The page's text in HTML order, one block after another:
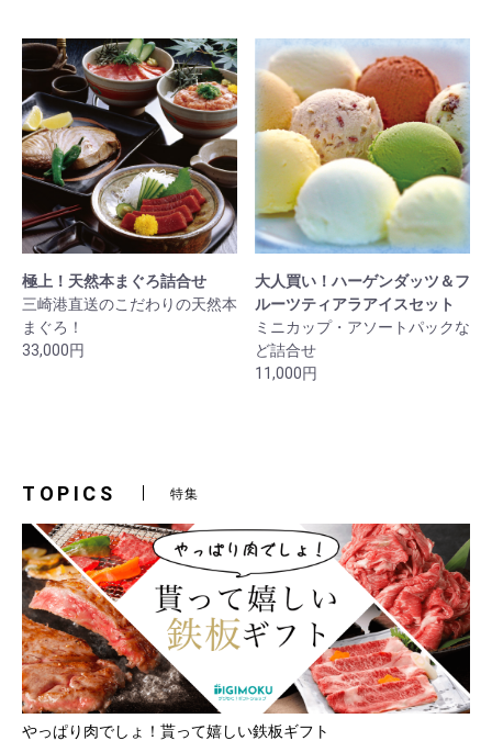
極上！天然本まぐろ詰合せ
三崎港直送のこだわりの天然本
まぐろ！
33,000円
大人買い！ハーゲンダッツ＆フ
ルーツティアラアイスセット
ミニカップ・アソートパックな
ど詰合せ
11,000円
TOPICS 特集
やっぱり肉でしょ！貰って嬉しい鉄板ギフト